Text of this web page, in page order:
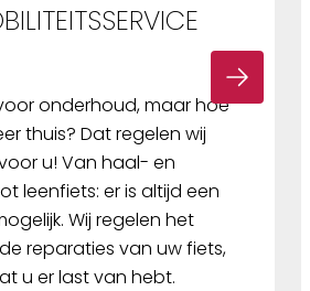
onderhoud, maar hoe
thuis? Dat regelen wij
u! Van haal- en
leenfiets: er is altijd een
Wij regelen het
reparaties van uw fiets,
u er last van hebt.